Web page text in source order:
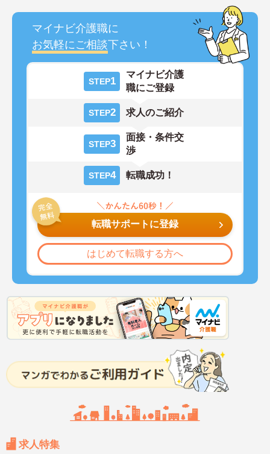
マイナビ介護職に
お気軽にご相談下さい！
STEP1
マイナビ介護
職にご登録
STEP2 求人のご紹介
STEP3
面接・条件交
渉
STEP4 転職成功！
転職サポートに登録
はじめて転職する方へ
求人特集